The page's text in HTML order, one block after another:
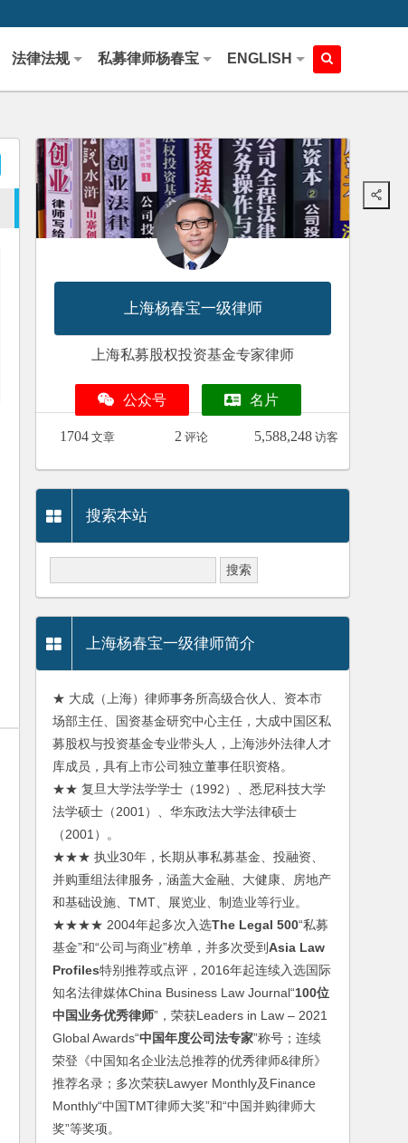
法律法规 私募律师杨春宝 ENGLISH
上海杨春宝一级律师
上海私募股权投资基金专家律师
公众号 名片
1704 文章 2 评论 5,588,248 访客
搜索本站
上海杨春宝一级律师简介
★ 大成（上海）律师事务所高级合伙人、资本市
场部主任、国资基金研究中心主任，大成中国区私
募股权与投资基金专业带头人，上海涉外法律人才
库成员，具有上市公司独立董事任职资格。
★★ 复旦大学法学学士（1992）、悉尼科技大学
法学硕士（2001）、华东政法大学法律硕士
（2001）。
★★★ 执业30年，长期从事私募基金、投融资、
并购重组法律服务，涵盖大金融、大健康、房地产
和基础设施、TMT、展览业、制造业等行业。
★★★★ 2004年起多次入选The Legal 500“私募
基金”和“公司与商业”榜单，并多次受到Asia Law
Profiles特别推荐或点评，2016年起连续入选国际
知名法律媒体China Business Law Journal“100位
中国业务优秀律师”，荣获Leaders in Law – 2021
Global Awards“中国年度公司法专家”称号；连续
荣登《中国知名企业法总推荐的优秀律师&律所》
推荐名录；多次荣获Lawyer Monthly及Finance
Monthly“中国TMT律师大奖”和“中国并购律师大
奖”等奖项。